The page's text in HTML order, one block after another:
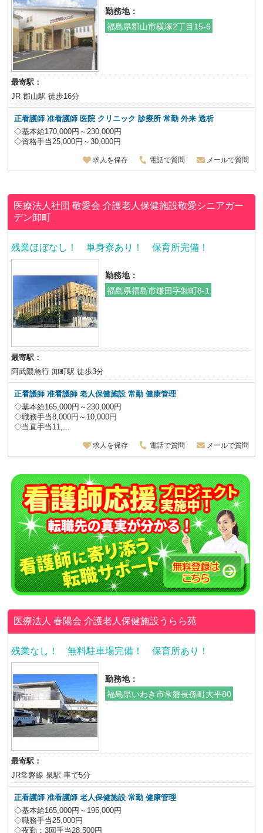
勤務地：
福島県郡山市横塚2丁目15-6
最寄駅：
JR 郡山駅 徒歩16分
正看護師 准看護師 医院 クリニック 診療所常勤 外来 透析
◇基本給170,000円～230,000円
◇資格手当25,000円～30,000円
求人を保存 電話で質問 メールで質問
医療法人社団 敬愛会介護老人保健施設敬愛シニアガー
デン卸町
残業ほぼなし！ 単身寮あり！ 保育所完備！
勤務地：
福島県福島市鎌田字卸町8-1
最寄駅：
阿武隈急行 卸町駅 徒歩3分
正看護師 准看護師 老人保健施設常勤 健康管理
◇基本給165,000円～230,000円
◇職務手当8,000円～10,000円
◇当直手当11,...
求人を保存 電話で質問 メールで質問
医療法人 春陽会介護老人保健施設うらら苑
残業なし！ 無料駐車場完備！ 保育所あり！
勤務地：
福島県いわき市常磐長孫町大平80
最寄駅：
JR常磐線 泉駅 車で5分
正看護師 准看護師 老人保健施設常勤 健康管理
◇基本給165,000円～195,000円
◇職務手当25,000円
◇夜勤：3回手当28,500円